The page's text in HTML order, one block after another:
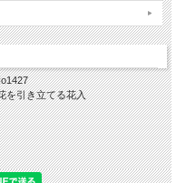
いることもございますので、悪し
りますので、ご注文のタイミング
さいませ。
しっかり包み、緩衝材の新聞紙を
おります。
たします。
を引き立てる花入